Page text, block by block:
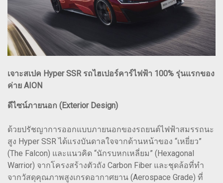
เจาะสเปค Hyper SSR รถไฮเปอร์คาร์ไฟฟ้า 100% รุ่นแรกของ
ค่าย AION
ดีไซน์ภายนอก (Exterior Design)
ด้วยปรัชญาการออกแบบภายนอกของรถยนต์ไฟฟ้าสมรรถนะ
สูง Hyper SSR ได้แรงบันดาลใจจากด้านหน้าของ “เหยี่ยว”
(The Falcon) และแนวคิด “นักรบหกเหลี่ยม” (Hexagonal
Warrior) จากโครงสร้างตัวถัง Carbon Fiber และชุดล้อที่ทำ
จากวัสดุคุณภาพสูงเกรดอากาศยาน (Aerospace Grade) ที่